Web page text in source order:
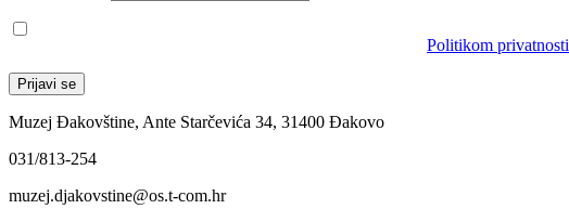
Politikom privatnosti
Muzej Đakovštine, Ante Starčevića 34, 31400 Đakovo
031/813-254
muzej.djakovstine@os.t-com.hr